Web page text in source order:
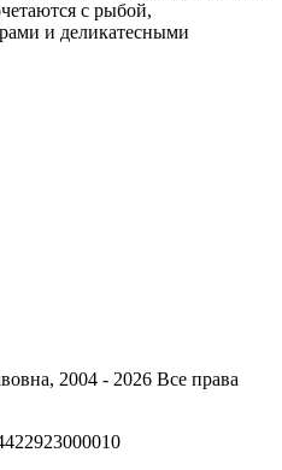
с рыбой,
и деликатесными
2004 - 2026 Все права